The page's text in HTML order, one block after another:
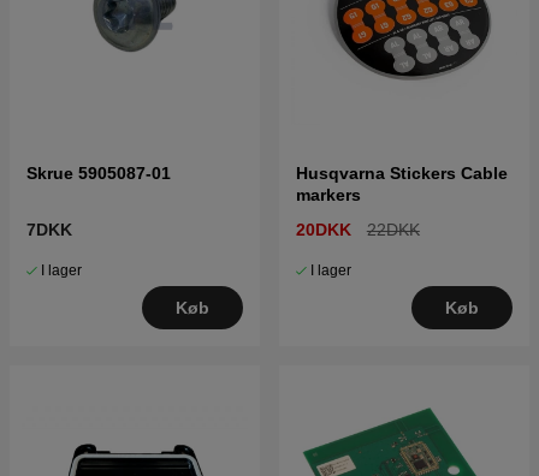
Skrue 5905087-01
7DKK
I lager
Køb
Husqvarna Stickers Cable
markers
20DKK
22DKK
I lager
Køb